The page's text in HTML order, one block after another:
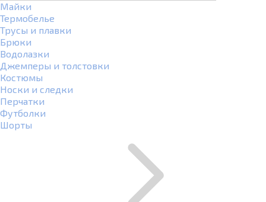
Майки
Термобелье
Трусы и плавки
Брюки
Водолазки
Джемперы и толстовки
Костюмы
Носки и следки
Перчатки
Футболки
Шорты